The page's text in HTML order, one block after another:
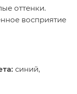
оттенки.
восприятие
синий,